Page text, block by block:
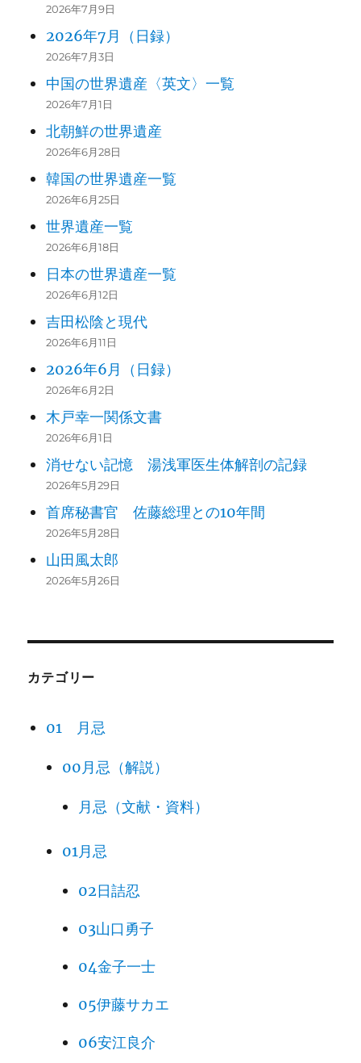
151
152
153 火幻
154
155
156
157
158 火幻
160
161
162
164
167
168
火幻
火幻
火幻
2026年7月9日
2026年7月（日録）
2026年7月3日
中国の世界遺産〈英文〉一覧
2026年7月1日
北朝鮮の世界遺産
2026年6月28日
韓国の世界遺産一覧
2026年6月25日
世界遺産一覧
2026年6月18日
日本の世界遺産一覧
2026年6月12日
吉田松陰と現代
2026年6月11日
2026年6月（日録）
2026年6月2日
木戸幸一関係文書
2026年6月1日
消せない記憶 湯浅軍医生体解剖の記録
2026年5月29日
首席秘書官 佐藤総理との10年間
2026年5月28日
山田風太郎
2026年5月26日
カテゴリー
01 月忌
00月忌（解説）
月忌（文献・資料）
01月忌
02日詰忍
03山口勇子
04金子一士
05伊藤サカエ
06安江良介